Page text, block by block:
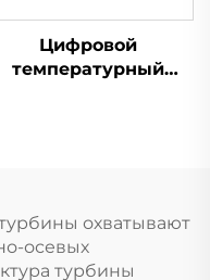
Цифровой
температурный
точность 2000Вт
подогрева
охватывают
осевых
турбины